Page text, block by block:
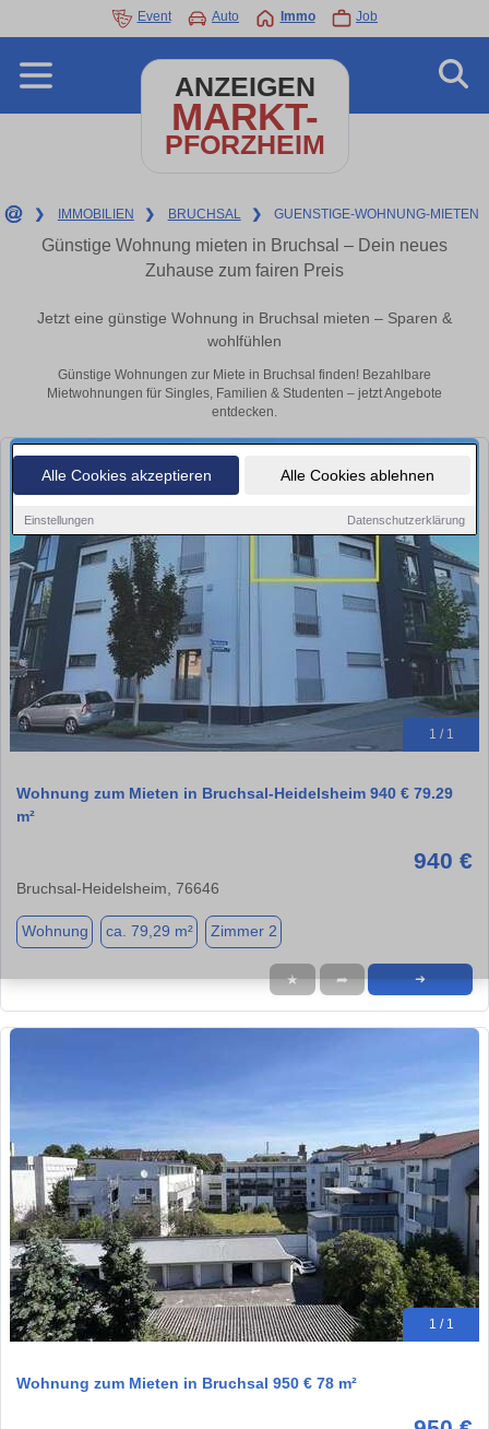
Alle Cookies akzeptieren Alle Cookies ablehnen
Einstellungen Datenschutzerklärung
Event Auto Immo Job
ANZEIGEN
MARKT-
PFORZHEIM
❯ IMMOBILIEN ❯ BRUCHSAL ❯ GUENSTIGE-WOHNUNG-MIETEN
Günstige Wohnung mieten in Bruchsal – Dein neues
Zuhause zum fairen Preis
Jetzt eine günstige Wohnung in Bruchsal mieten – Sparen &
wohlfühlen
Günstige Wohnungen zur Miete in Bruchsal finden! Bezahlbare
Mietwohnungen für Singles, Familien & Studenten – jetzt Angebote
entdecken.
1 / 1
Wohnung zum Mieten in Bruchsal-Heidelsheim 940 € 79.29
m²
940 €
Bruchsal-Heidelsheim, 76646
Wohnung ca. 79,29 m² Zimmer 2
★ ➦ ➜
1 / 1
Wohnung zum Mieten in Bruchsal 950 € 78 m²